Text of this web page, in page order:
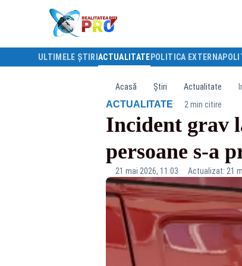
ULTIMELE ȘTIRI ACTUALITATE POLITICA EXTERNA
Acasă Știri Actualitate
ACTUALITATE· 2 min citire
Incident grav
persoane s-a
21 mai 2026, 11:03 Actualizat: 21